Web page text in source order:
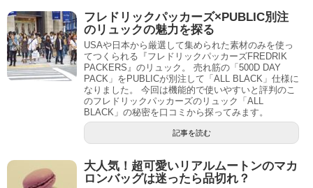
フレドリックパッカーズ×PUBLIC別注
のリュックの魅力を探る
USAや日本から厳選して集められた素材のみを使っ
てつくられる『フレドリックパッカーズFREDRIK
PACKERS』のリュック。 売れ筋の「500D DAY
PACK」をPUBLICが別注して「ALL BLACK」仕様に
なりました。 今回は機能的で使いやすいと評判のこ
のフレドリックパッカーズのリュック「ALL
BLACK」の秘密を口コミから探ってみます。
記事を読む
大人気！超可愛いリアルムートンのマカ
ロンバッグは迷ったら品切れ？